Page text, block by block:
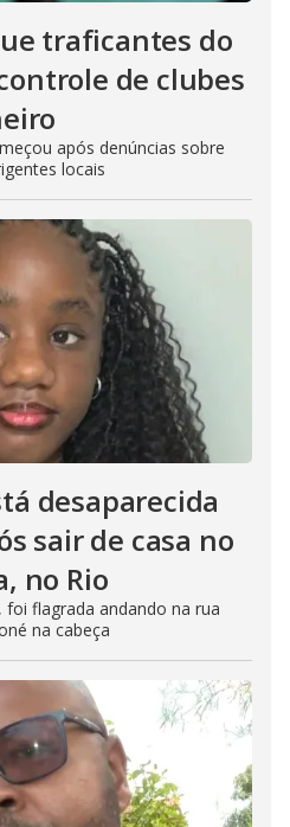
traficantes do
de clubes
após denúncias sobre
locais
desaparecida
sair de casa no
no Rio
foi flagrada andando na rua
na cabeça